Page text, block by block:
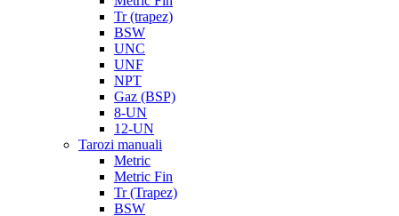
Tr (trapez)
BSW
UNC
UNF
NPT
Gaz (BSP)
8-UN
12-UN
Tarozi manuali
Metric
Metric Fin
Tr (Trapez)
BSW